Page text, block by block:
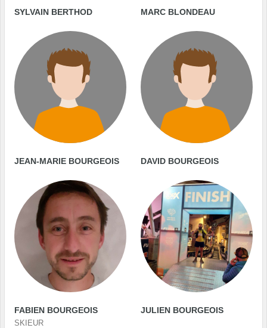
SYLVAIN BERTHOD MARC BLONDEAU
JEAN-MARIE BOURGEOIS DAVID BOURGEOIS
FABIEN BOURGEOIS
SKIEUR
JULIEN BOURGEOIS